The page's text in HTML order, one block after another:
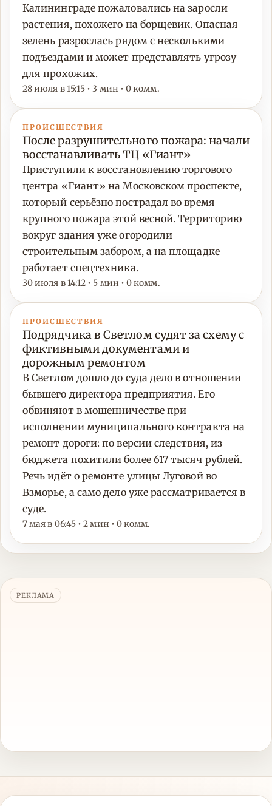
Калининграде пожаловались на заросли
растения, похожего на борщевик. Опасная
зелень разрослась рядом с несколькими
подъездами и может представлять угрозу
для прохожих.
28 июля в 15:15 • 3 мин • 0 комм.
ПРОИСШЕСТВИЯ
После разрушительного пожара: начали
восстанавливать ТЦ «Гиант»
Приступили к восстановлению торгового
центра «Гиант» на Московском проспекте,
который серьёзно пострадал во время
крупного пожара этой весной. Территорию
вокруг здания уже огородили
строительным забором, а на площадке
работает спецтехника.
30 июля в 14:12 • 5 мин • 0 комм.
ПРОИСШЕСТВИЯ
Подрядчика в Светлом судят за схему с
фиктивными документами и
дорожным ремонтом
В Светлом дошло до суда дело в отношении
бывшего директора предприятия. Его
обвиняют в мошенничестве при
исполнении муниципального контракта на
ремонт дороги: по версии следствия, из
бюджета похитили более 617 тысяч рублей.
Речь идёт о ремонте улицы Луговой во
Взморье, а само дело уже рассматривается в
суде.
7 мая в 06:45 • 2 мин • 0 комм.
РЕКЛАМА